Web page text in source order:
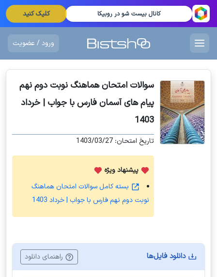
کانال بیست شو در روبیکا کلیک کنید
ورود / عضویت
سوالات امتحان هماهنگ نوبت دوم نهم
پیام های آسمان فارس با جواب | خرداد
1403
تاریخ امتحان: 1403/03/27
پیشنهاد ویژه
بسته کامل سوالات امتحان هماهنگ
نوبت دوم نهم فارس با جواب | خرداد 1403
دانلود فایل‌ها راهنمای دانلود